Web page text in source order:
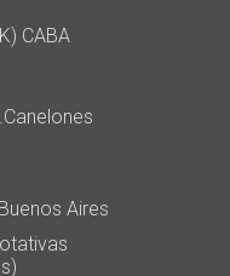
CABA
Aires